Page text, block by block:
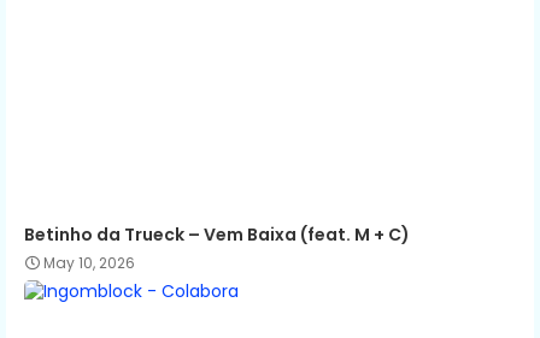
Betinho da Trueck – Vem Baixa (feat. M + C)
May 10, 2026